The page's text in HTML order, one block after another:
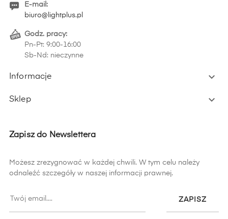
E-mail:
biuro@lightplus.pl
Godz. pracy:
Pn-Pt: 9:00-16:00
Sb-Nd: nieczynne
Informacje 
Sklep 
Zapisz do Newslettera
Możesz zrezygnować w każdej chwili. W tym celu należy
odnaleźć szczegóły w naszej informacji prawnej.
ZAPISZ